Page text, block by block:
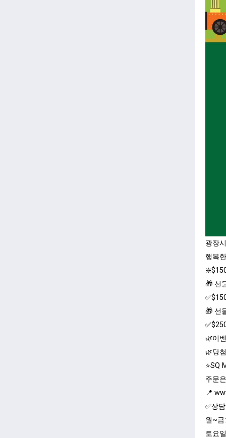
광장
행복
🎁 선
🎁 선
🌿이
🌿당
⭐️SQ
주문
📍
✅상
월~
토요